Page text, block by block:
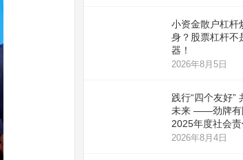
小资金散户杠杆
身？股票杠杆不
器！
2026年8月5日
践行“四个友好”
未来 ——劲牌有
2025年度社会
2026年8月4日